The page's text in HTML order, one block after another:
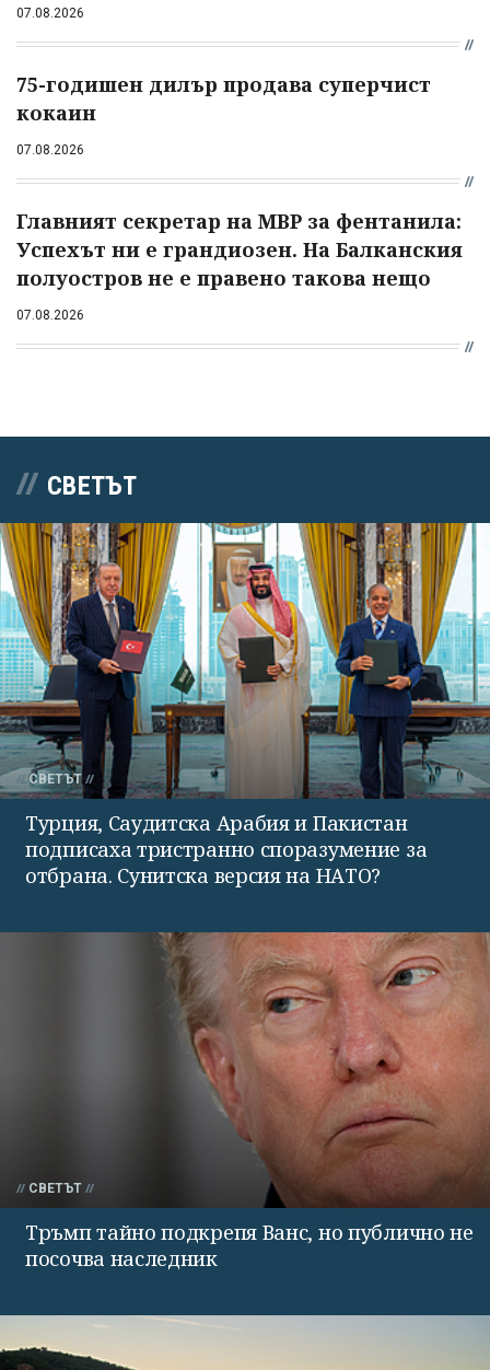
07.08.2026
75-годишен дилър продава суперчист
кокаин
07.08.2026
Главният секретар на МВР за фентанила:
Успехът ни е грандиозен. На Балканския
полуостров не е правено такова нещо
07.08.2026
СВЕТЪТ
СВЕТЪТ
Турция, Саудитска Арабия и Пакистан
подписаха тристранно споразумение за
отбрана. Сунитска версия на НАТО?
СВЕТЪТ
Тръмп тайно подкрепя Ванс, но публично не
посочва наследник